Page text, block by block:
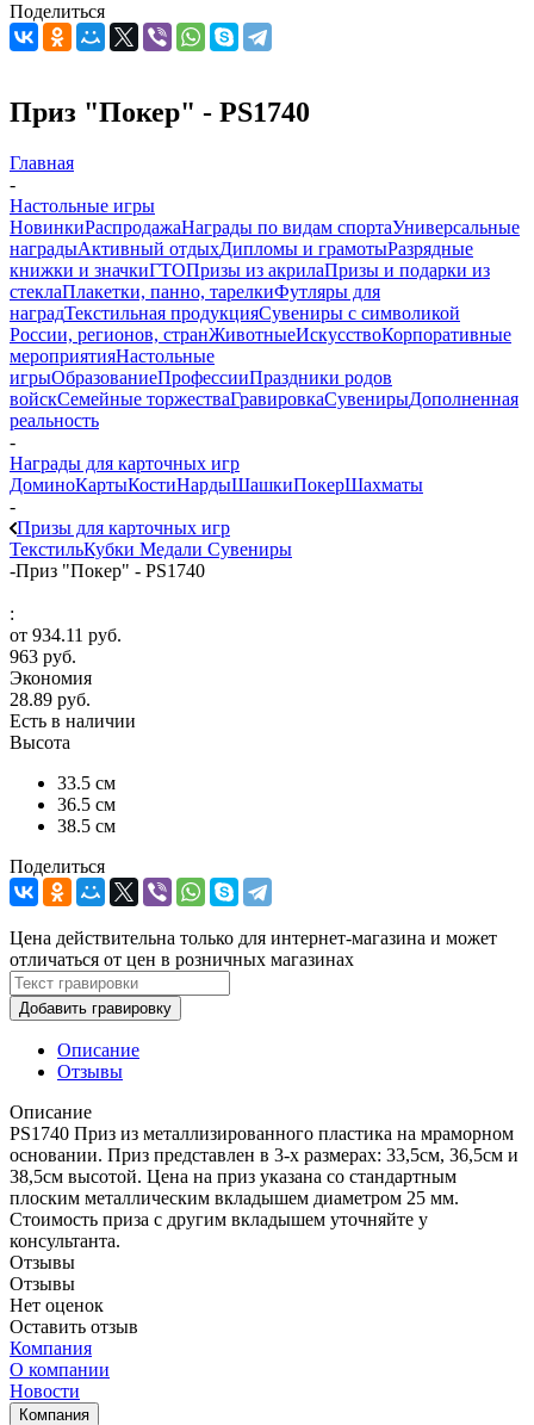
Поделиться
Приз "Покер" - PS1740
Главная
-
Настольные игры
НовинкиРаспродажаНаграды по видам спортаУниверсальные
наградыАктивный отдыхДипломы и грамотыРазрядные
книжки и значкиГТОПризы из акрилаПризы и подарки из
стеклаПлакетки, панно, тарелкиФутляры для
наградТекстильная продукцияСувениры с символикой
России, регионов, странЖивотныеИскусствоКорпоративные
мероприятияНастольные
игрыОбразованиеПрофессииПраздники родов
войскСемейные торжестваГравировкаСувенирыДополненная
реальность
-
Награды для карточных игр
ДоминоКартыКостиНардыШашкиПокерШахматы
-
Призы для карточных игр
ТекстильКубки Медали Сувениры
-Приз "Покер" - PS1740
:
от 934.11 руб.
963 руб.
Экономия
28.89 руб.
Есть в наличии
Высота
33.5 см
36.5 см
38.5 см
Поделиться
Цена действительна только для интернет-магазина и может
отличаться от цен в розничных магазинах
Добавить гравировку
Описание
Отзывы
Описание
PS1740 Приз из металлизированного пластика на мраморном
основании. Приз представлен в 3-х размерах: 33,5см, 36,5см и
38,5см высотой. Цена на приз указана со стандартным
плоским металлическим вкладышем диаметром 25 мм.
Стоимость приза с другим вкладышем уточняйте у
консультанта.
Отзывы
Отзывы
Нет оценок
Оставить отзыв
Компания
О компании
Новости
Компания